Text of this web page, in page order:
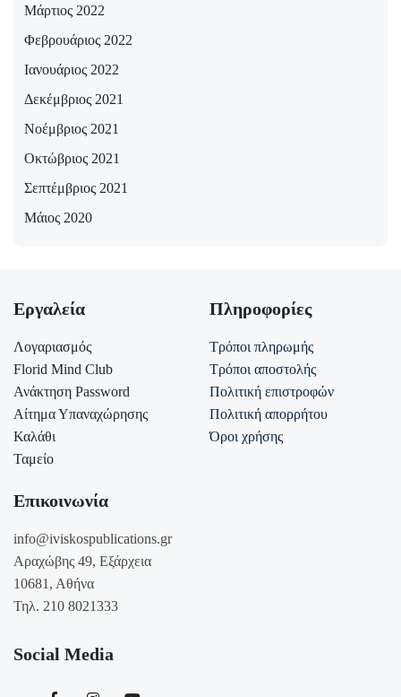
Μάρτιος 2022
Φεβρουάριος 2022
Ιανουάριος 2022
Δεκέμβριος 2021
Νοέμβριος 2021
Οκτώβριος 2021
Σεπτέμβριος 2021
Μάιος 2020
Εργαλεία
Λογαριασμός
Florid Mind Club
Ανάκτηση Password
Αίτημα Υπαναχώρησης
Καλάθι
Ταμείο
Πληροφορίες
Τρόποι πληρωμής
Τρόποι αποστολής
Πολιτική επιστροφών
Πολιτική απορρήτου
Όροι χρήσης
Επικοινωνία
info@iviskospublications.gr
Αραχώβης 49, Εξάρχεια
10681, Αθήνα
Τηλ. 210 8021333
Social Media